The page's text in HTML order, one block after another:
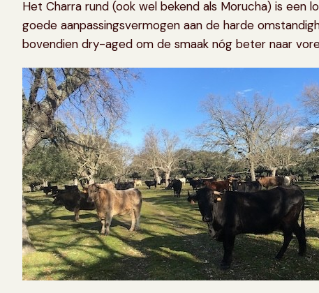
Het Charra rund (ook wel bekend als Morucha) is een
goede aanpassingsvermogen aan de harde
bovendien dry-aged om de smaak nóg beter naar